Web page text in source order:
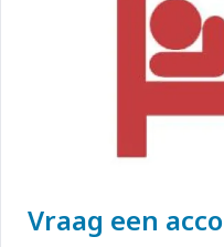
Vraag een